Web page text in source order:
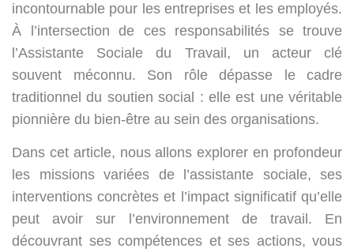
incontournable pour les entreprises et les employés.
À l’intersection de ces responsabilités se trouve
l’Assistante Sociale du Travail, un acteur clé
souvent méconnu. Son rôle dépasse le cadre
traditionnel du soutien social : elle est une véritable
pionnière du bien-être au sein des organisations.
Dans cet article, nous allons explorer en profondeur
les missions variées de l’assistante sociale, ses
interventions concrètes et l’impact significatif qu’elle
peut avoir sur l’environnement de travail. En
découvrant ses compétences et ses actions, vous